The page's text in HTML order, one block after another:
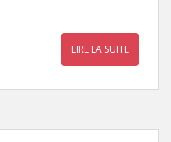
LIRE LA SUITE